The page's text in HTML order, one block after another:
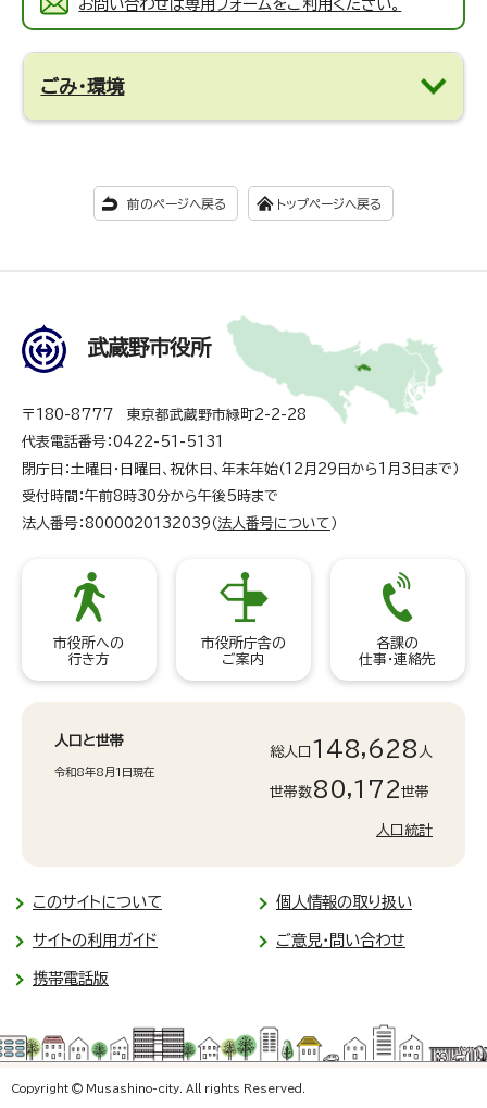
お問い合わせは専用フォームをご利用ください。
ごみ・環境
前のページへ戻る トップページへ戻る
武蔵野市役所
〒180-8777 東京都武蔵野市緑町2-2-28
代表電話番号：0422-51-5131
閉庁日：土曜日・日曜日、祝休日、年末年始（12月29日から1月3日まで）
受付時間：午前8時30分から午後5時まで
法人番号：8000020132039（ 法人番号について ）
市役所への
行き方
市役所庁舎の
ご案内
各課の
仕事・連絡先
人口と世帯
令和8年8月1日現在
総人口 148,628 人
世帯数80,172世帯
人口統計
このサイトについて 個人情報の取り扱い
サイトの利用ガイド ご意見・問い合わせ
携帯電話版
Copyright © Musashino-city. All rights Reserved.